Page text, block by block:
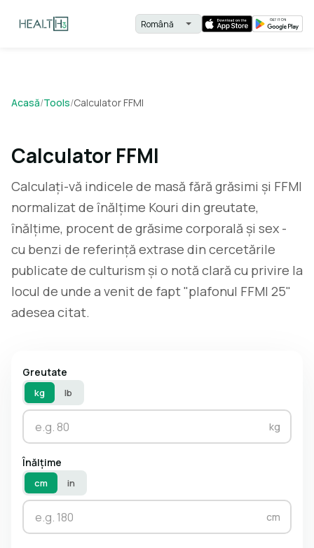
Acasă/Tools/Calculator FFMI
Calculator FFMI
Calculați-vă indicele de masă fără grăsimi și FFMI
normalizat de înălțime Kouri din greutate,
înălțime, procent de grăsime corporală și sex -
cu benzi de referință extrase din cercetările
publicate de culturism și o notă clară cu privire la
locul de unde a venit de fapt "plafonul FFMI 25"
adesea citat.
Greutate
kg lb
kg
Înălțime
cm in
cm